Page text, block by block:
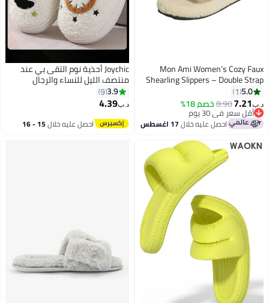
Mon Ami Women’s Cozy
Shearling Slippers – Double
Vegan Slides with Soft
Foam, Non-Slip Sole & Open
Indoor Fuzzy House
Lounge, Travel &
5.0
1
7.21
8.90خصم 18%
أقل سعر في 30 يوم
أقل سعر في 30 يوماحصل عليه خلال17 اغسطس
Joychic أحذية نوم التقى بي عند
منتصف الليل للنساء والرجال
والأزواج، أحذية منزلية فاخرة ودافئة،
خفيفة الوزن وناعمة، مناسبة
للخريف والشتاء، داخلية وخارجية
3.9
9
4.39
احصل عليه خلال 15 - 16